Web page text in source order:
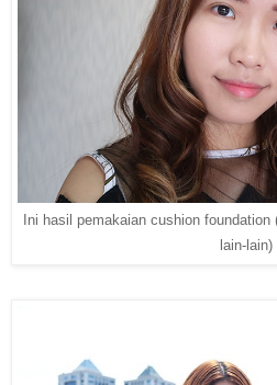
Ini hasil pemakaian cushion
lain-lain)